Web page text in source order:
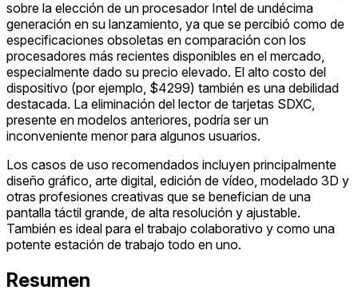
sobre la elección de un procesador Intel de undécima
generación en su lanzamiento, ya que se percibió como de
especificaciones obsoletas en comparación con los
procesadores más recientes disponibles en el mercado,
especialmente dado su precio elevado. El alto costo del
dispositivo (por ejemplo, $4299) también es una debilidad
destacada. La eliminación del lector de tarjetas SDXC,
presente en modelos anteriores, podría ser un
inconveniente menor para algunos usuarios.
Los casos de uso recomendados incluyen principalmente
diseño gráfico, arte digital, edición de vídeo, modelado 3D y
otras profesiones creativas que se benefician de una
pantalla táctil grande, de alta resolución y ajustable.
También es ideal para el trabajo colaborativo y como una
potente estación de trabajo todo en uno.
Resumen